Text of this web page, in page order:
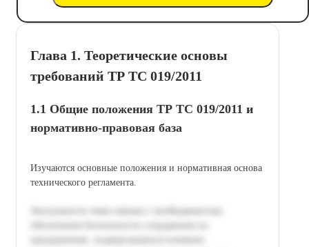
Глава 1. Теоретические основы
требований ТР ТС 019/2011
1.1 Общие положения ТР ТС 019/2011 и
нормативно-правовая база
Изучаются основные положения и нормативная основа
технического регламента.